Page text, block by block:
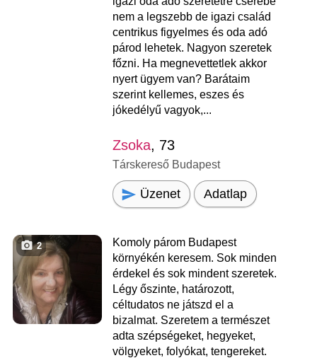
nem a legszebb de igazi család
centrikus figyelmes és oda adó
párod lehetek. Nagyon szeretek
főzni. Ha megnevettetlek akkor
nyert ügyem van? Barátaim
szerint kellemes, eszes és
jókedélyű vagyok,...
Zsoka, 73
Társkereső Budapest
Üzenet Adatlap
2
Komoly párom Budapest
környékén keresem. Sok minden
érdekel és sok mindent szeretek.
Légy őszinte, határozott,
céltudatos ne játszd el a
bizalmat. Szeretem a természet
adta szépségeket, hegyeket,
völgyeket, folyókat, tengereket.